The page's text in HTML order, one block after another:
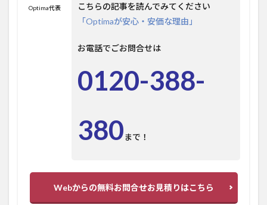
Optima代表
こちらの記事を読んでみてください
「Optimaが安心・安価な理由」
お電話でごお問合せは
0120-388-
380まで！
Webからの無料お問合せお見積りはこちら